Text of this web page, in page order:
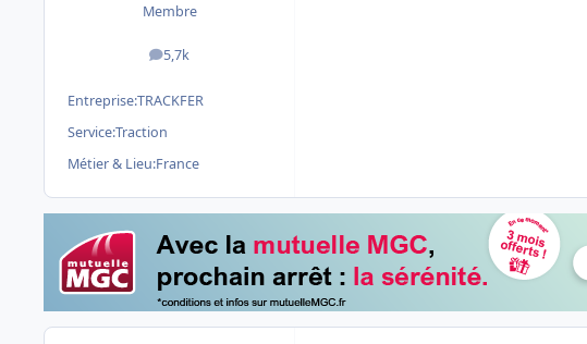
Membre
5,7k
messages
Entreprise:TRACKFER
Service:Traction
Métier & Lieu:France